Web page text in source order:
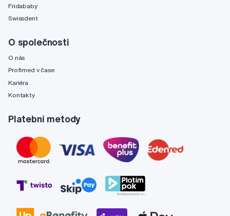
Fridababy
Swissdent
O společnosti
O nás
Profimed v čase
Kariéra
Kontakty
Platební metody